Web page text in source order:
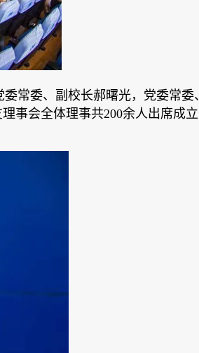
常委、副校长郝曙光，党委常委
事会全体理事共200余人出席成